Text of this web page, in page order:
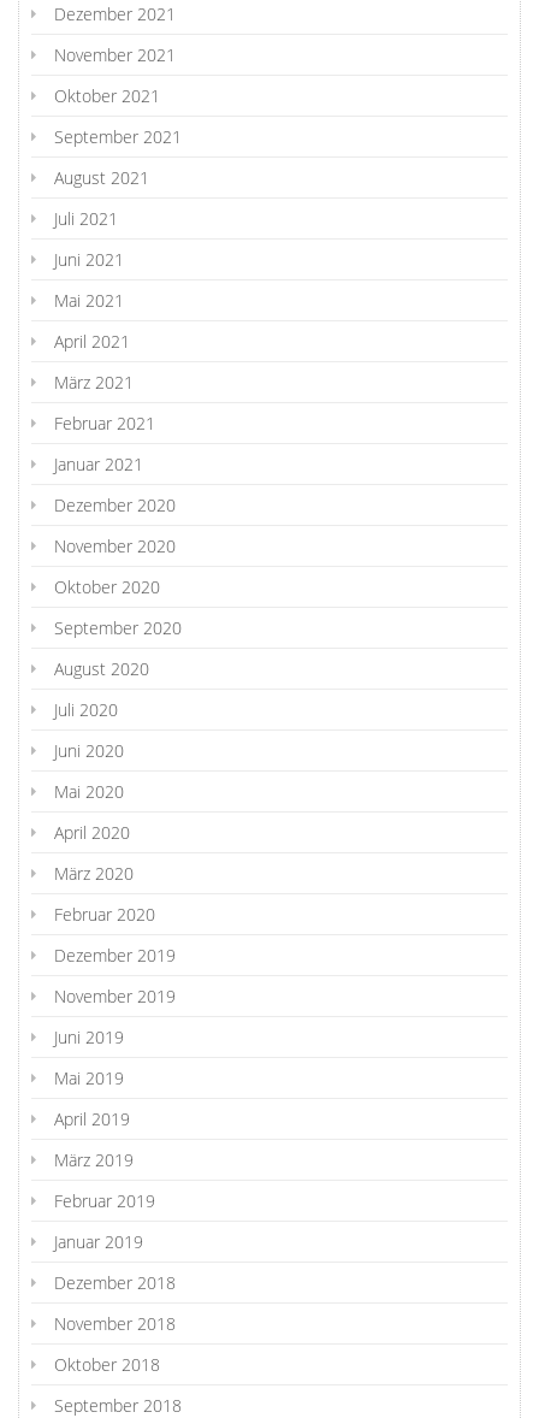
Dezember 2021
November 2021
Oktober 2021
September 2021
August 2021
Juli 2021
Juni 2021
Mai 2021
April 2021
März 2021
Februar 2021
Januar 2021
Dezember 2020
November 2020
Oktober 2020
September 2020
August 2020
Juli 2020
Juni 2020
Mai 2020
April 2020
März 2020
Februar 2020
Dezember 2019
November 2019
Juni 2019
Mai 2019
April 2019
März 2019
Februar 2019
Januar 2019
Dezember 2018
November 2018
Oktober 2018
September 2018